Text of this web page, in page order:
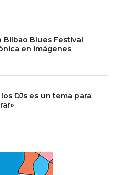
Bilbao Blues Festival
en imágenes
DJs es un tema para